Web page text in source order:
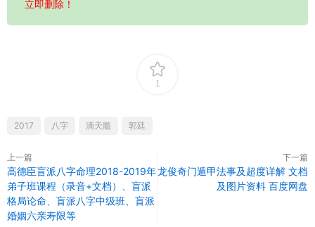
立即删除！
1
2017 八字 滴天髓 郭廷
上一篇
高德臣盲派八字命理2018-2019年
弟子班课程（录音+文档）、盲派
格局论命、盲派八字中级班、盲派
婚姻六亲寿限等
下一篇
龙俊奇门遁甲法事及超度详解 文档
及图片资料 百度网盘